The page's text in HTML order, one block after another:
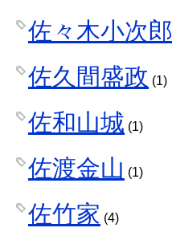
佐々木小次郎
佐久間盛政 (1)
佐和山城 (1)
佐渡金山 (1)
佐竹家 (4)